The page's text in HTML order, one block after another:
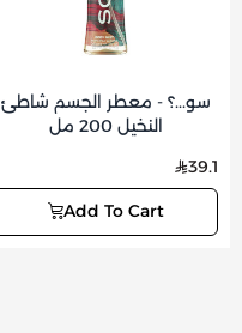
سو...؟ - معطر الجسم شاطئ
النخيل 200 مل
39.1
Add To Cart